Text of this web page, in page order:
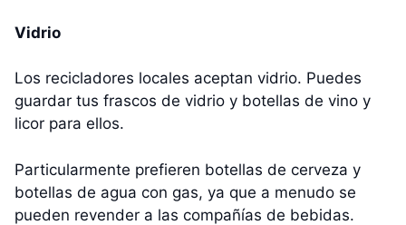
Vidrio
Los recicladores locales aceptan vidrio. Puedes
guardar tus frascos de vidrio y botellas de vino y
licor para ellos.
Particularmente prefieren botellas de cerveza y
botellas de agua con gas, ya que a menudo se
pueden revender a las compañías de bebidas.